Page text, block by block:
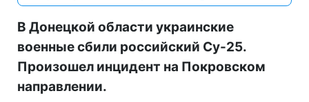
В Донецкой области украинские
военные сбили российский Су-25.
Произошел инцидент на Покровском
направлении.